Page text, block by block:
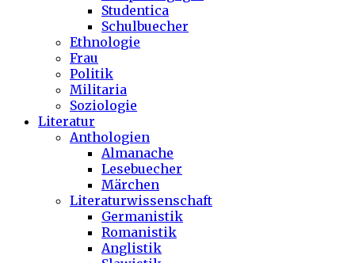
Studentica
Schulbuecher
Ethnologie
Frau
Politik
Militaria
Soziologie
Literatur
Anthologien
Almanache
Lesebuecher
Märchen
Literaturwissenschaft
Germanistik
Romanistik
Anglistik